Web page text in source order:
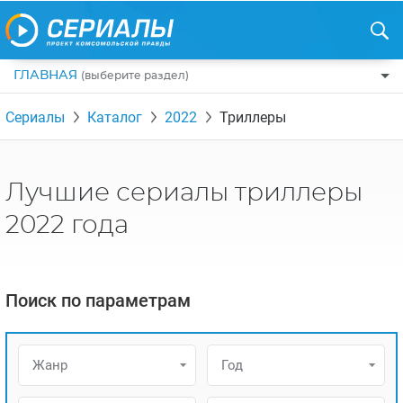
ГЛАВНАЯ (выберите раздел)
ПО ЖАНРАМ
КОМЕДИИ
УЖАСЫ
ФЭНТЕЗИ
ДЕТЕКТИВЫ
КРИМИНАЛ
ТУРЦИЯ
КАНАДА
РЕЦЕНЗИИ
НА ВЫХОДНЫЕ
АЗИАТСКИЕ СЕРИАЛЫ
ИНТЕРВЬЮ
Сериалы Каталог 2022 Триллеры
Лучшие сериалы триллеры
2022 года
Поиск по параметрам
Жанр Год